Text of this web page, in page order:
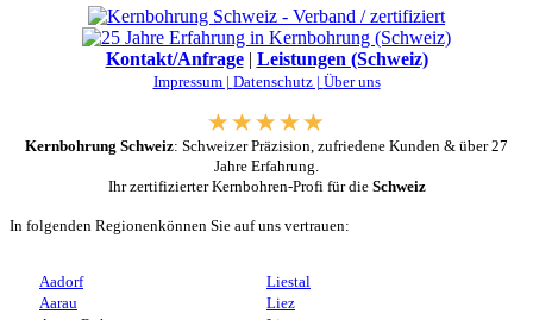
Kontakt/Anfrage| Leistungen (Schweiz)
Impressum | Datenschutz | Über uns
Kernbohrung Schweiz: Schweizer Präzision, zufriedene Kunden & über 27
Jahre Erfahrung.
Ihr zertifizierter Kernbohren-Profi für die Schweiz
In folgenden Regionenkönnen Sie auf uns vertrauen:
Aadorf
Aarau
Liestal
Liez